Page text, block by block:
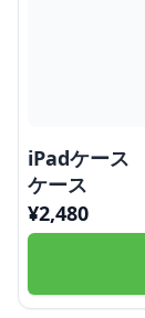
iPadケース
ケース
¥2,480